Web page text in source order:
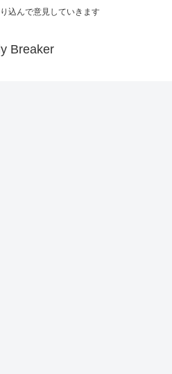
込んで意見していきます
Breaker